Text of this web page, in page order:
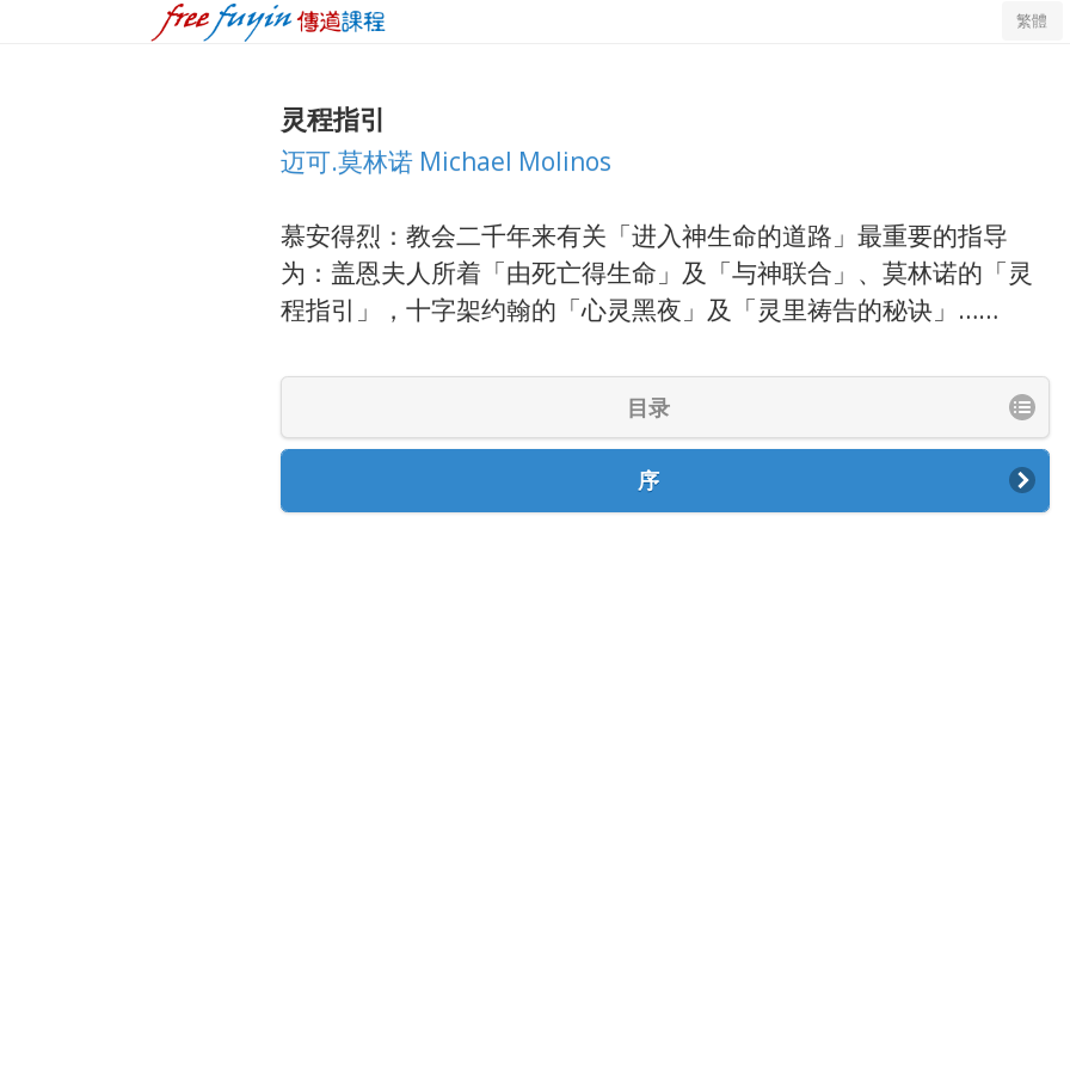
繁體
灵程指引
迈可.莫林诺 Michael Molinos
慕安得烈：教会二千年来有关「进入神生命的道路」最重要的指导
为：盖恩夫人所着「由死亡得生命」及「与神联合」、莫林诺的「灵
程指引」，十字架约翰的「心灵黑夜」及「灵里祷告的秘诀」……
目录
序